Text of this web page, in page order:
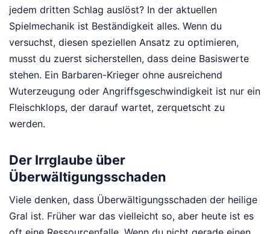
jedem dritten Schlag auslöst? In der aktuellen
Spielmechanik ist Beständigkeit alles. Wenn du
versuchst, diesen speziellen Ansatz zu optimieren,
musst du zuerst sicherstellen, dass deine Basiswerte
stehen. Ein Barbaren-Krieger ohne ausreichend
Wuterzeugung oder Angriffsgeschwindigkeit ist nur ein
Fleischklops, der darauf wartet, zerquetscht zu
werden.
Der Irrglaube über
Überwältigungsschaden
Viele denken, dass Überwältigungsschaden der heilige
Gral ist. Früher war das vielleicht so, aber heute ist es